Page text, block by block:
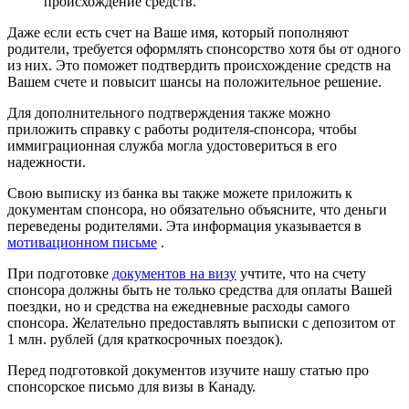
Даже если есть счет на Ваше имя, который пополняют
родители, требуется оформлять спонсорство хотя бы от одного
из них. Это поможет подтвердить происхождение средств на
Вашем счете и повысит шансы на положительное решение.
Для дополнительного подтверждения также можно
приложить справку с работы родителя-спонсора, чтобы
иммиграционная служба могла удостовериться в его
надежности.
Свою выписку из банка вы также можете приложить к
документам спонсора, но обязательно объясните, что деньги
переведены родителями. Эта информация указывается в
мотивационном письме .
При подготовке документов на визу учтите, что на счету
спонсора должны быть не только средства для оплаты Вашей
поездки, но и средства на ежедневные расходы самого
спонсора. Желательно предоставлять выписки с депозитом от
1 млн. рублей (для краткосрочных поездок).
Перед подготовкой документов изучите нашу статью про
спонсорское письмо для визы в Канаду.